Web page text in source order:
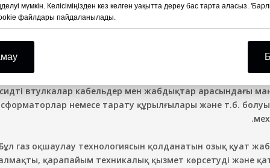
мүмкін. Келісіміңізден кез келген уақытта дереу бас тарта аласыз.
файлдары пайдаланылады.
энергетикалық жабдықтардың жетекші
втулкаларды және газбен оқшауланған сақина
втулкалар кабельдер мен жабдықтар арасындағы
немесе тарату құрылғылары және т.б.
газ оқшаулау технологиясын қолданатын озық қуат
қарапайым техникалық қызмет көрсетуді және